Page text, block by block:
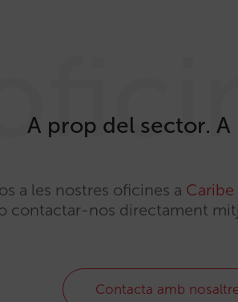
A prop del sector.
a les nostres oficines a Caribe
contactar-nos directament
Contacta amb